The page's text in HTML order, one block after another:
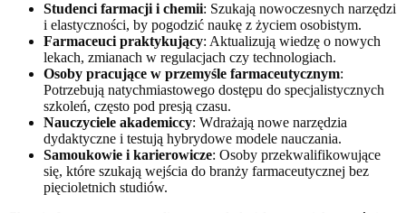
Studenci farmacji i chemii: Szukają nowoczesnych narzędzi
i elastyczności, by pogodzić naukę z życiem osobistym.
Farmaceuci praktykujący: Aktualizują wiedzę o nowych
lekach, zmianach w regulacjach czy technologiach.
Osoby pracujące w przemyśle farmaceutycznym:
Potrzebują natychmiastowego dostępu do specjalistycznych
szkoleń, często pod presją czasu.
Nauczyciele akademiccy: Wdrażają nowe narzędzia
dydaktyczne i testują hybrydowe modele nauczania.
Samoukowie i karierowicze: Osoby przekwalifikowujące
się, które szukają wejścia do branży farmaceutycznej bez
pięcioletnich studiów.